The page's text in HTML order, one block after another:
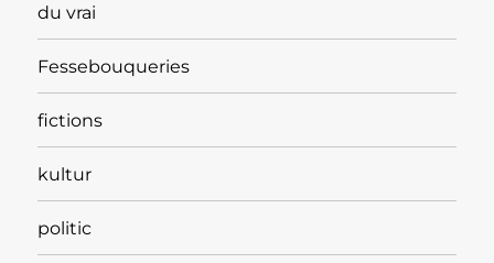
du vrai
Fessebouqueries
fictions
kultur
politic